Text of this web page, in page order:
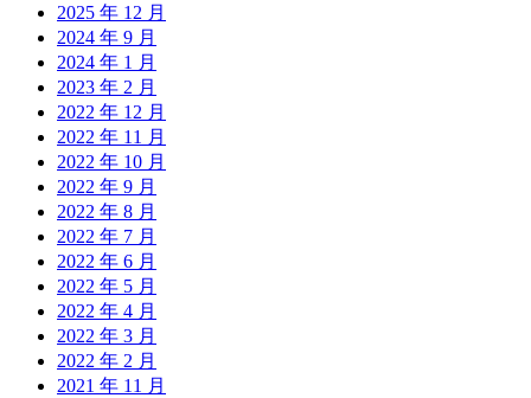
2025 年 12 月
2024 年 9 月
2024 年 1 月
2023 年 2 月
2022 年 12 月
2022 年 11 月
2022 年 10 月
2022 年 9 月
2022 年 8 月
2022 年 7 月
2022 年 6 月
2022 年 5 月
2022 年 4 月
2022 年 3 月
2022 年 2 月
2021 年 11 月